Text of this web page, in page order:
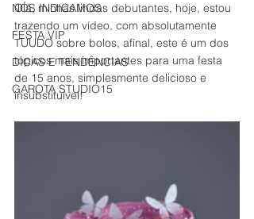
NÓS INDICAMOS
FESTA VIP
DICAS E TENDÊNCIAS
GAROTA STUDIO15
Olá, minhas lindas debutantes, hoje, estou
trazendo um vídeo, com absolutamente
TUUDO sobre bolos, afinal, este é um dos
tópicos mais importantes para uma festa
de 15 anos, simplesmente delicioso e
insubstituível!